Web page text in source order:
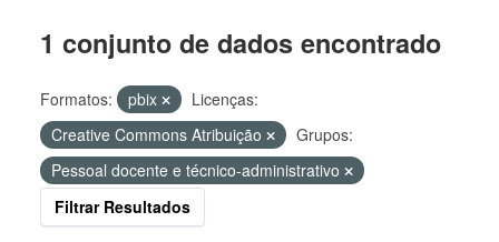
1 conjunto de dados encontrado
Formatos: pbix
Licenças:
Creative Commons Atribuição
Grupos:
Pessoal docente e técnico-administrativo
Filtrar Resultados